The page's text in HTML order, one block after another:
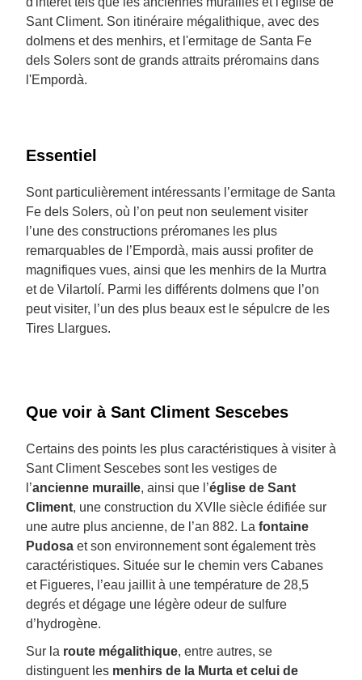
Sant Climent. Son itinéraire mégalithique, avec des
dolmens et des menhirs, et l'ermitage de Santa Fe
dels Solers sont de grands attraits préromains dans
l'Empordà.
Essentiel
Sont particulièrement intéressants l’ermitage de Santa
Fe dels Solers, où l’on peut non seulement visiter
l’une des constructions préromanes les plus
remarquables de l’Empordà, mais aussi profiter de
magnifiques vues, ainsi que les menhirs de la Murtra
et de Vilartolí. Parmi les différents dolmens que l’on
peut visiter, l’un des plus beaux est le sépulcre de les
Tires Llargues.
Que voir à Sant Climent Sescebes
Certains des points les plus caractéristiques à visiter à
Sant Climent Sescebes sont les vestiges de
l’ancienne muraille, ainsi que l’église de Sant
Climent, une construction du XVIIe siècle édifiée sur
une autre plus ancienne, de l’an 882. La fontaine
Pudosa et son environnement sont également très
caractéristiques. Située sur le chemin vers Cabanes
et Figueres, l’eau jaillit à une température de 28,5
degrés et dégage une légère odeur de sulfure
d’hydrogène.
Sur la route mégalithique, entre autres, se
distinguent les menhirs de la Murta et celui de